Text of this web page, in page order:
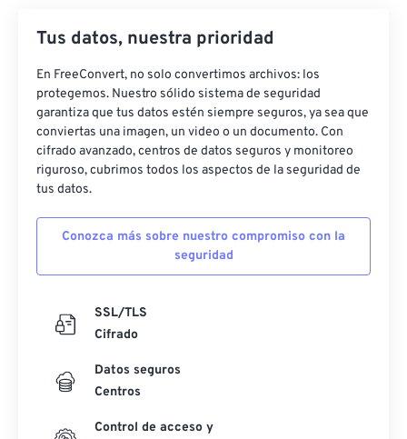
Tus datos, nuestra prioridad
En FreeConvert, no solo convertimos archivos: los
protegemos. Nuestro sólido sistema de seguridad
garantiza que tus datos estén siempre seguros, ya sea que
conviertas una imagen, un video o un documento. Con
cifrado avanzado, centros de datos seguros y monitoreo
riguroso, cubrimos todos los aspectos de la seguridad de
tus datos.
Conozca más sobre nuestro compromiso con la
seguridad
SSL/TLS
Cifrado
Datos seguros
Centros
Control de acceso y